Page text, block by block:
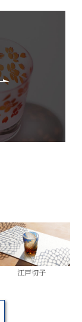
江戸切子